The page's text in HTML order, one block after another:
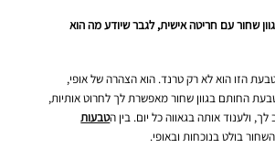
שחור עם חריטה אישית, לגבר שיודע מה הוא
הזו הוא לא רק טרנד. הוא הצהרה של אופי,
החותם בגוון שחור מאפשרת לך לחרוט אותיות,
ולענוד אותה בגאווה כל יום. בין הטבעות
בולט בנוכחות ובאופי.